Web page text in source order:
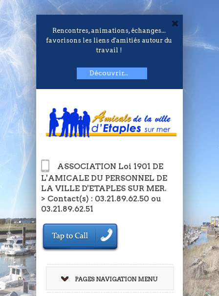
Rencontres, animations, échanges...
favorisons les liens d'amitiés autour du
travail !
Découvrir...
ASSOCIATION Loi 1901 DE
L'AMICALE DU PERSONNEL DE
LA VILLE D'ETAPLES SUR MER.
> Contact(s) : 03.21.89.62.50 ou
03.21.89.62.51
PAGES NAVIGATION MENU